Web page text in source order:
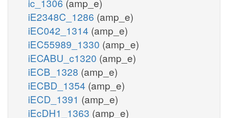
iE2348C_1286 (amp_e)
iEC042_1314 (amp_e)
iEC55989_1330 (amp_e)
iECABU_c1320 (amp_e)
iECB_1328 (amp_e)
iECBD_1354 (amp_e)
iECD_1391 (amp_e)
iEcDH1_1363 (amp_e)